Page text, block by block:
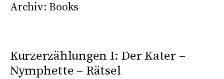
Archiv: Books
Kurzerzählungen I: Der Kater –
Nymphette – Rätsel